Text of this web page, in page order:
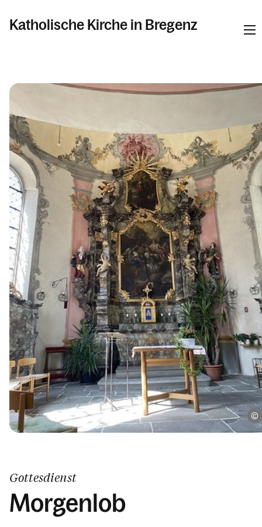
Katholische Kirche in Bregenz
Pfarren
Kalender
Personen
Kontakt
Gottesdienst
Morgenlob